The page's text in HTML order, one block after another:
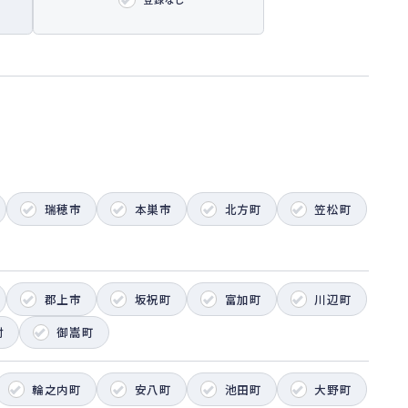
瑞穂市 本巣市 北方町 笠松町
郡上市 坂祝町 富加町
川辺町
御嵩町
輪之内町 安八町 池田町 大野町